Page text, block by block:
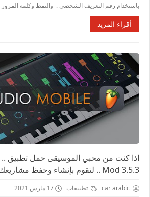
باستخدام رقم التعريف الشخصي . والنمط وكلمة المرور
أقراء المزيد
Mod 3.5.3 .. لتقوم بإنشاء وحفظ مشاريعك الموسيقية
car arabic تطبيقات
17 مارس 2021